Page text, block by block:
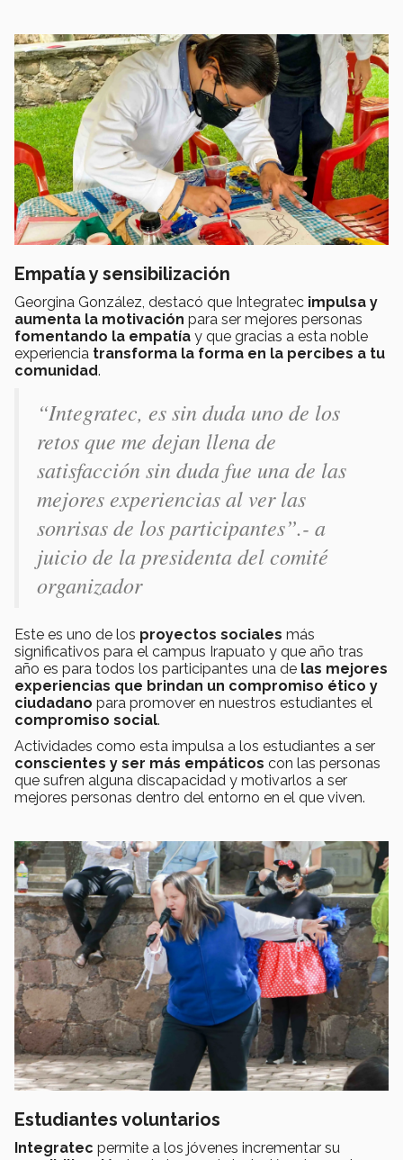
Empatía y sensibilización
Georgina González, destacó que Integratec impulsa y
aumenta la motivación para ser mejores personas
fomentando la empatía y que gracias a esta noble
experiencia transforma la forma en la percibes a tu
comunidad.
“Integratec, es sin duda uno de los
retos que me dejan llena de
satisfacción sin duda fue una de las
mejores experiencias al ver las
sonrisas de los participantes”.- a
juicio de la presidenta del comité
organizador
Este es uno de los proyectos sociales más
significativos para el campus Irapuato y que año tras
año es para todos los participantes una de las mejores
experiencias que brindan un compromiso ético y
ciudadano para promover en nuestros estudiantes el
compromiso social.
Actividades como esta impulsa a los estudiantes a ser
conscientes y ser más empáticos con las personas
que sufren alguna discapacidad y motivarlos a ser
mejores personas dentro del entorno en el que viven.
Estudiantes voluntarios
Integratec permite a los jóvenes incrementar su